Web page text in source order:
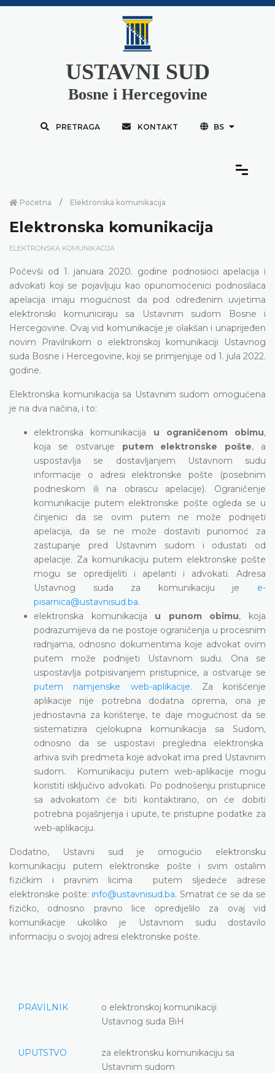
USTAVNI SUD
Bosne i Hercegovine
PRETRAGA KONTAKT BS
Početna Elektronska komunikacija
Elektronska komunikacija
ELEKTRONSKA KOMUNIKACIJA
Počevši od 1. januara 2020. godine podnosioci apelacija i
advokati koji se pojavljuju kao opunomoćenici podnosilaca
apelacija imaju mogućnost da pod određenim uvjetima
elektronski komuniciraju sa Ustavnim sudom Bosne i
Hercegovine. Ovaj vid komunikacije je olakšan i unaprijeđen
novim Pravilnikom o elektronskoj komunikaciji Ustavnog
suda Bosne i Hercegovine, koji se primjenjuje od 1. jula 2022.
godine.
Elektronska komunikacija sa Ustavnim sudom omogućena
je na dva načina, i to:
elektronska komunikacija u ograničenom obimu,
koja se ostvaruje putem elektronske pošte, a
uspostavlja se dostavljanjem Ustavnom sudu
informacije o adresi elektronske pošte (posebnim
podneskom ili na obrascu apelacije). Ograničenje
komunikacije putem elektronske pošte ogleda se u
činjenici da se ovim putem ne može podnijeti
apelacija, da se ne može dostaviti punomoć za
zastupanje pred Ustavnim sudom i odustati od
apelacije. Za komunikaciju putem elektronske pošte
mogu se opredijeliti i apelanti i advokati. Adresa
Ustavnog suda za komunikaciju je e-
pisarnica@ustavnisud.ba.
elektronska komunikacija u punom obimu, koja
podrazumijeva da ne postoje ograničenja u procesnim
radnjama, odnosno dokumentima koje advokat ovim
putem može podnijeti Ustavnom sudu. Ona se
uspostavlja potpisivanjem pristupnice, a ostvaruje se
putem namjenske web-aplikacije. Za korišćenje
aplikacije nije potrebna dodatna oprema, ona je
jednostavna za korištenje, te daje mogućnost da se
sistematizira cjelokupna komunikacija sa Sudom,
odnosno da se uspostavi pregledna elektronska
arhiva svih predmeta koje advokat ima pred Ustavnim
sudom. Komunikaciju putem web-aplikacije mogu
koristiti isključivo advokati. Po podnošenju pristupnice
sa advokatom će biti kontaktirano, on će dobiti
potrebna pojašnjenja i upute, te pristupne podatke za
web-aplikaciju.
Dodatno, Ustavni sud je omogućio elektronsku
komunikaciju putem elektronske pošte i svim ostalim
fizičkim i pravnim licima putem sljedeće adrese
elektronske pošte: info@ustavnisud.ba. Smatrat će se da se
fizičko, odnosno pravno lice opredijelilo za ovaj vid
komunikacije ukoliko je Ustavnom sudu dostavilo
informaciju o svojoj adresi elektronske pošte.
PRAVILNIK
o elektronskoj komunikaciji
Ustavnog suda BiH
UPUTSTVO
za elektronsku komunikaciju sa
Ustavnim sudom